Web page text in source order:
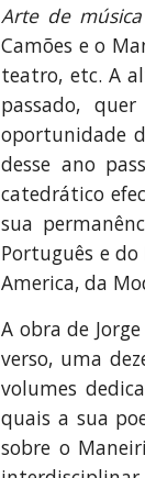
Arte de música
Camões e o
teatro, etc. A
passado,
oportunidade
desse ano
catedrático
sua
Português e
America, da
A obra de
verso, uma
volumes
quais a sua
sobre o